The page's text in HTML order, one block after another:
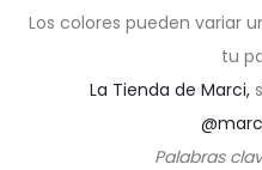
Los colores pueden variar
tu
La Tienda de Marci,
Palabras